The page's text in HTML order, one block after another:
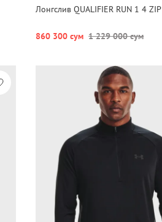
Лонгслив QUALIFIER RUN 1 4 ZIP
860 300 сум 1 229 000 сум